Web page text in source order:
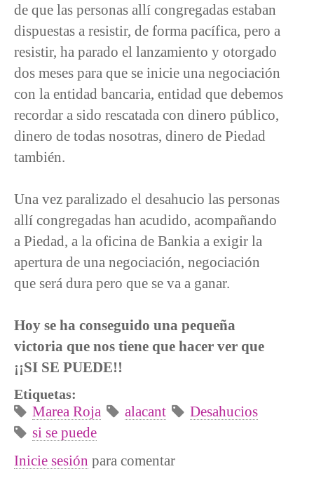
de que las personas allí congregadas estaban
dispuestas a resistir, de forma pacífica, pero a
resistir, ha parado el lanzamiento y otorgado
dos meses para que se inicie una negociación
con la entidad bancaria, entidad que debemos
recordar a sido rescatada con dinero público,
dinero de todas nosotras, dinero de Piedad
también.
Una vez paralizado el desahucio las personas
allí congregadas han acudido, acompañando
a Piedad, a la oficina de Bankia a exigir la
apertura de una negociación, negociación
que será dura pero que se va a ganar.
Hoy se ha conseguido una pequeña
victoria que nos tiene que hacer ver que
¡¡SI SE PUEDE!!
Etiquetas:
Marea Roja alacant
Desahucios
si se puede
Inicie sesión para comentar